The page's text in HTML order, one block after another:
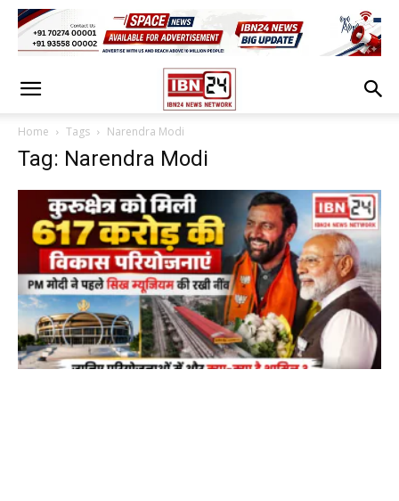
Home Tags Narendra Modi
Tag: Narendra Modi